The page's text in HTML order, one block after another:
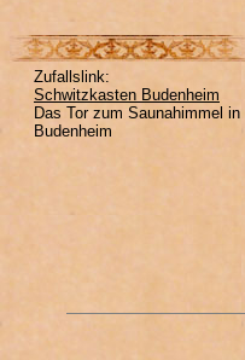
Zufallslink:
Schwitzkasten Budenheim
Das Tor zum Saunahimmel in
Budenheim